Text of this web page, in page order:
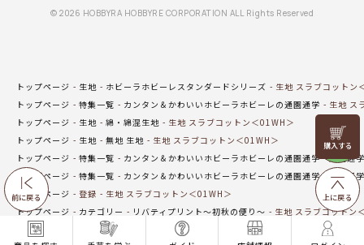
前に戻る
リリヤン
フェア
上に戻る
© 2026 HOBBYRA HOBBYRE CORPORATION ALL Rights Reserved
トップページ 生地 ホビーラホビーレスタンダードシリーズ
生地 スラブコットン
トップページ
特集一覧 カンタン＆かわいいホビーラホビーレの通園通学
生地 ス
トップページ
生地 綿・綿混生地
生地 スラブコットン＜01WH＞
トップページ
生地 無地 生地
生地 スラブコットン＜01WH＞
トップページ
特集一覧 カンタン＆かわいいホビーラホビーレの通園通学
通園通
トップページ
特集一覧 カンタン＆かわいいホビーラホビーレの通園通学
通園通
トップページ
登録
生地 スラブコットン＜01WH＞
トップページ
カテゴリー リバティプリント～初秋の便り～
生地 スラブコットン
トップページ
特集一覧 カンタン＆かわいいホビーラホビーレの通園通学
通園通